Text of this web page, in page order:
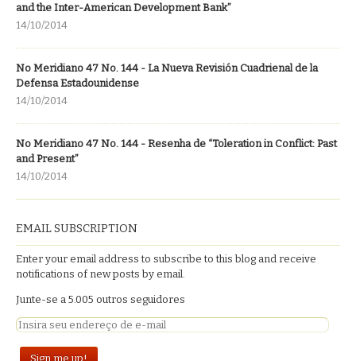
and the Inter-American Development Bank”
14/10/2014
No Meridiano 47 No. 144 - La Nueva Revisión Cuadrienal de la
Defensa Estadounidense
14/10/2014
No Meridiano 47 No. 144 - Resenha de “Toleration in Conflict: Past
and Present”
14/10/2014
EMAIL SUBSCRIPTION
Enter your email address to subscribe to this blog and receive
notifications of new posts by email.
Junte-se a 5.005 outros seguidores